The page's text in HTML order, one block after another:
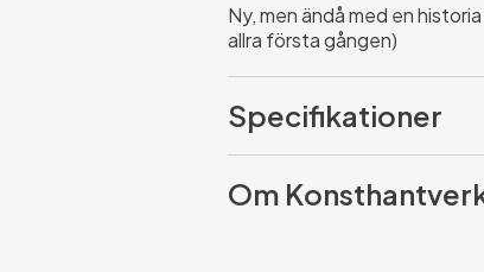
Ny, men ändå med en
allra första gången)
Specifikationer
Om